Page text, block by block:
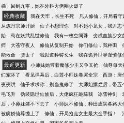
梯
回到九零，她在外科大佬圈火爆了
经典收藏 我在天牢，长生不死 凡人修仙，开局看守
从炼丹宗师开始
仙子不想理你 对不起小龙女，我尹志
始
苟在妖武乱世修仙 我有一枚空间珠 变成血族少女
师
大苍守夜人 修仙从复制开始 你们修仙，我种田
能救命
赝太子 我以道种铸长生 我在诡异世界谨慎修
最近更新 小师妹她带着魔修少主又争又抢 仙尊每天
们宠坏了
看见弹幕后，白莲小师妹卷哭全宗 西游：唐
夜夜哄
仙子求求你，别当鬼修了 大师姐摆烂后，带五
毛飞升
伪装隐世仙族后，大佬疯狂跪舔我 冰雪神剑
后，小师妹装不下去了
小师妹不修仙，种田虐哭各路大
被病娇仙尊缠上了
修仙，开局抢走女主最大金手指！